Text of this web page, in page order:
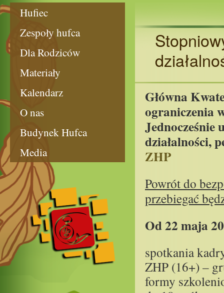
Hufiec
Zespoły hufca
Dla Rodziców
Materiały
Kalendarz
O nas
Budynek Hufca
Media
Główna
ograniczenia
Jednocześnie
działalności,
ZHP
Powrót do
przebiegać
Od 22 maja
spotkania
ZHP (16+) –
formy